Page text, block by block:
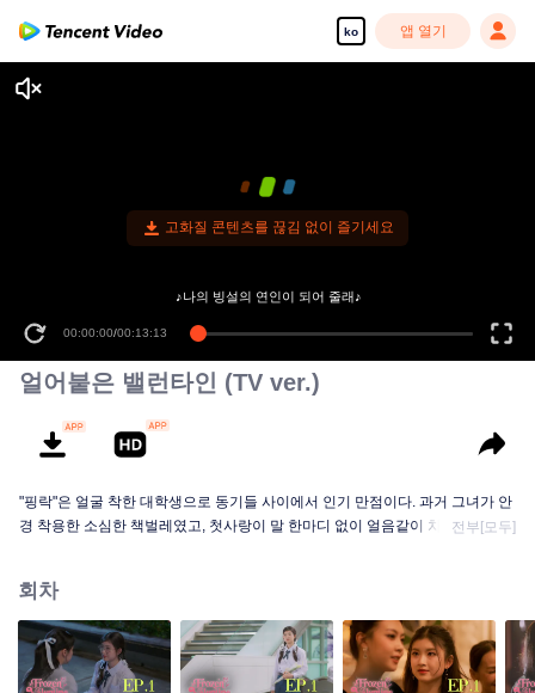
ko 앱 열기
고화질 콘텐츠를 끊김 없이 즐기세요
00:00:00/00:13:13
♪나의 빙설의 연인이 되어 줄래♪
얼어붙은 밸런타인 (TV ver.)
"핑락"은 얼굴 착한 대학생으로 동기들 사이에서 인기 만점이다. 과거 그녀가 안
경 착용한 소심한 책벌레였고, 첫사랑이 말 한마디 없이 얼음같이 차가운 터줏
배가 이 예쁜 얼굴의 후배가, 예전에 자길 졸졸 따라다니던 그 안경 소녀와 같은
사람이란 걸 전혀 모른다는 거다. 만약 이 소녀가 자신을 짝사랑했었다는 사실
을 알게 된다면, 대체 어떤 반응을 보일까?
전부[모두]
회차